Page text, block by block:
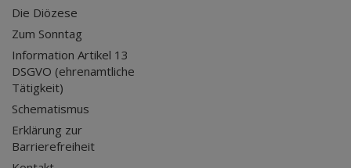
Die Diözese
Zum Sonntag
Information Artikel 13
DSGVO (ehrenamtliche
Tätigkeit)
Schematismus
Erklärung zur
Barrierefreiheit